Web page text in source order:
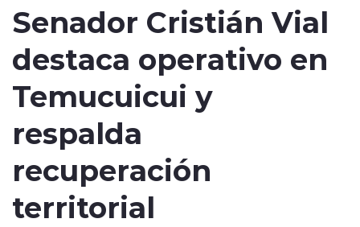
modo claro
Senador Cristián Vial
destaca operativo en
Temucuicui y
respalda
recuperación
territorial